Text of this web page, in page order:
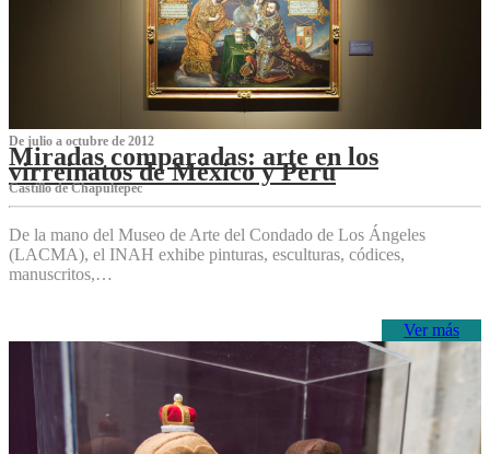
De julio a octubre de 2012
Miradas comparadas: arte en los
virreinatos de México y Perú
Castillo de Chapultepec
De la mano del Museo de Arte del Condado de Los Ángeles
(LACMA), el INAH exhibe pinturas, esculturas, códices,
manuscritos,…
Ver más